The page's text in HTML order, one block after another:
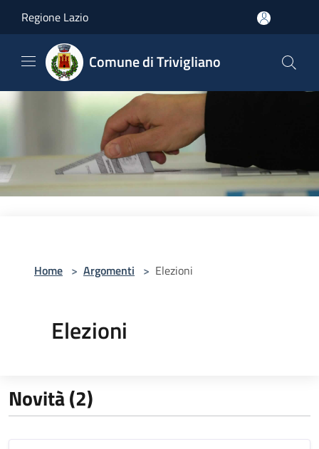
Regione Lazio
Comune di Trivigliano
Home > Argomenti > Elezioni
Elezioni
Novità (2)